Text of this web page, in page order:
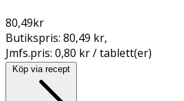
80,49kr
Butikspris: 80,49 kr,
Jmfs.pris: 0,80 kr / tablett(er)
Köp via recept